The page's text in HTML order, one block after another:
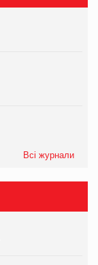
Всі журнали